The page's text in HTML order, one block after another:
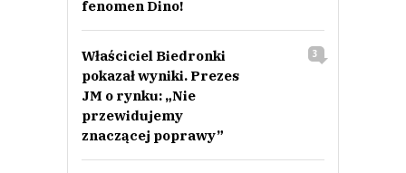
fenomen Dino!
Właściciel Biedronki
pokazał wyniki. Prezes
JM o rynku: „Nie
przewidujemy
znaczącej poprawy”
3